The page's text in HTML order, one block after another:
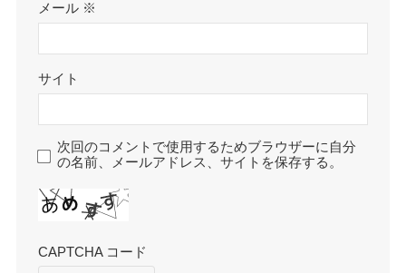
メール ※
サイト
次回のコメントで使用するためブラウザーに自分
の名前、メールアドレス、サイトを保存する。
CAPTCHA コード